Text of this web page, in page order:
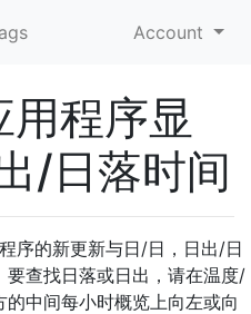
Account
程序显
/日落时间
序的新更新与日/日，日出/日
要查找日落或日出，请在温度/
的中间每小时概览上向左或向